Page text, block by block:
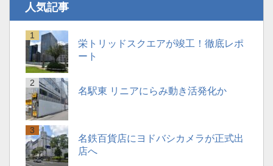
人気記事
栄トリッドスクエアが竣工！徹底レポ
ート
名駅東 リニアにらみ動き活発化か
名鉄百貨店にヨドバシカメラが正式出
店へ